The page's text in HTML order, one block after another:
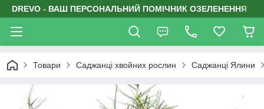
DREVO - ВАШ ПЕРСОНАЛЬНИЙ ПОМІЧНИК ОЗЕЛЕНЕННЯ
Товари Саджанці хвойних рослин Саджанці Ялини